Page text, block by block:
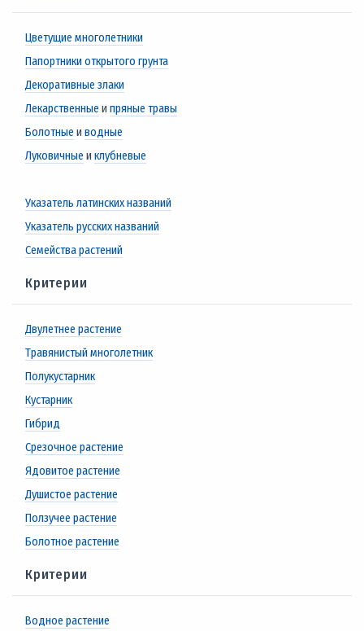
Цветущие многолетники
Папортники открытого грунта
Декоративные злаки
Лекарственные и пряные травы
Болотные и водные
Луковичные и клубневые
Указатель латинских названий
Указатель русских названий
Семейства растений
Критерии
Двулетнее растение
Травянистый многолетник
Полукустарник
Кустарник
Гибрид
Срезочное растение
Ядовитое растение
Душистое растение
Ползучее растение
Болотное растение
Критерии
Водное растение